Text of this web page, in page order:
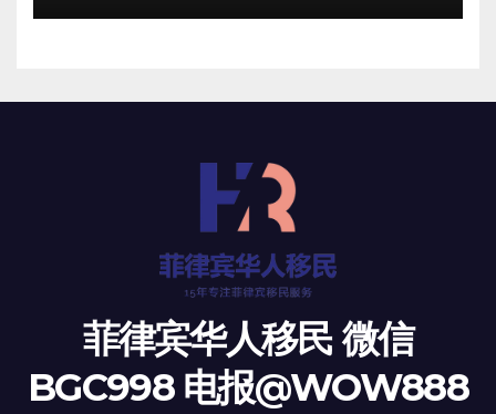
菲律宾华人移民 微信
BGC998 电报@WOW888